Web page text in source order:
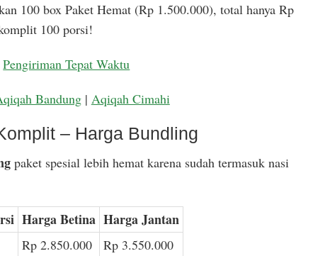
100 box Paket Hemat (Rp 1.500.000), total hanya Rp
100 porsi!
Pengiriman Tepat Waktu
Bandung| Aqiqah Cimahi
– Harga Bundling
paket spesial lebih hemat karena sudah termasuk nasi
Harga Betina Harga Jantan
Rp 2.850.000
Rp 3.550.000